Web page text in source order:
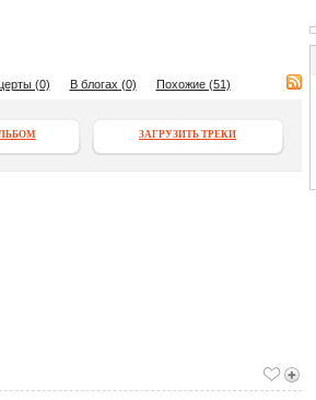
(0) В блогах (0) Похожие (51)
ЗАГРУЗИТЬ ТРЕКИ